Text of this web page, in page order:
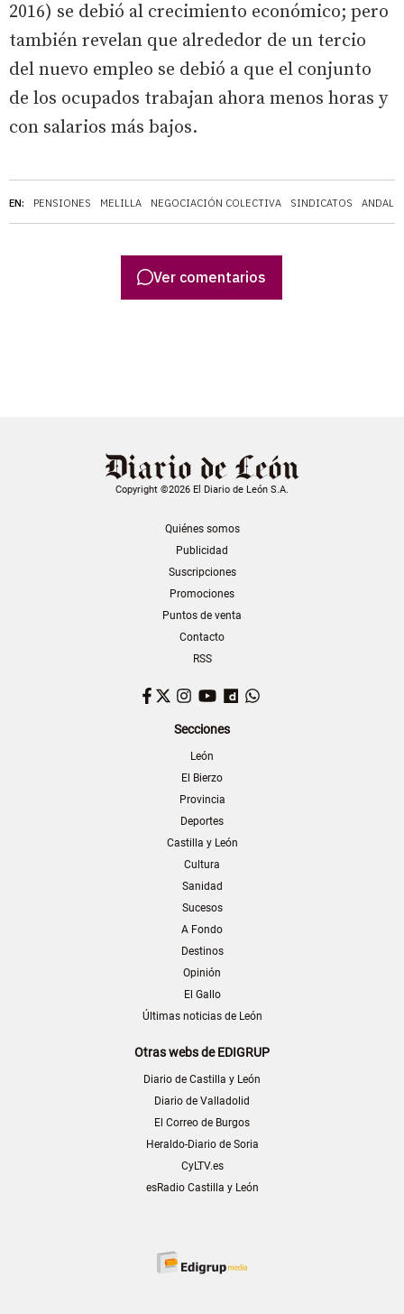
EN: PENSIONES MELILLA NEGOCIACIÓN COLECTIVA SINDICATOS
2016) se debió al crecimiento económico; pero
también revelan que alrededor de un tercio
del nuevo empleo se debió a que el conjunto
de los ocupados trabajan ahora menos horas y
con salarios más bajos.
Ver comentarios
Copyright ©2026 El Diario de León S.A.
Quiénes somos
Publicidad
Suscripciones
Promociones
Puntos de venta
Contacto
RSS
Facebook
TwitterInstagram
YouTubeDailymotion
Secciones
León
El Bierzo
Provincia
Deportes
Castilla y León
Cultura
Sanidad
Sucesos
A Fondo
Destinos
Opinión
El Gallo
Últimas noticias de León
Otras webs de EDIGRUP
Diario de Castilla y León
Diario de Valladolid
El Correo de Burgos
Heraldo-Diario de Soria
CyLTV.es
esRadio Castilla y León